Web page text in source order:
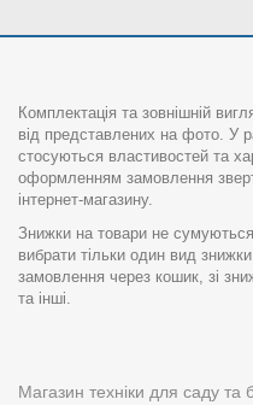
Комплектація та зовнішній
від представлених на фото. У
стосуються властивостей та
оформленням замовлення
інтернет-магазину.
Знижки на товари не
вибрати тільки один вид
замовлення через кошик, зі
та інші.
Магазин техніки для саду та